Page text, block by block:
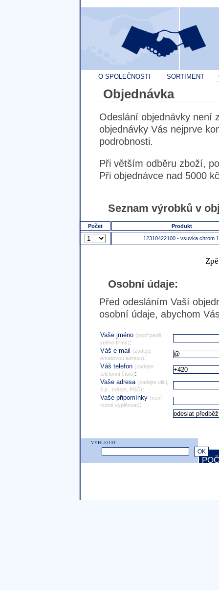
O SPOLEČNOSTI SORTIMENT
Objednávka
Odeslání objednávky není
objednávky Vás nejprve
podrobnosti.
Při větším odběru zboží,
Při objednávce nad 5000
Seznam výrobků v
Počet Produkt
12310422100 - vsuvka chrom
Osobní údaje:
Před odesláním Vaší
osobní údaje, abychom
Vaše jméno (popřípadě
jméno firmy):
Váš e-mail
(zadejte
emailovou adresu):
Váš telefon (zadejte
telefonní číslo):
Vaše adresa (zadejte ulici,
č.p., město, PSČ):
Vaše připomínky (není
nutné vyplňovat):
VYHLEDAT